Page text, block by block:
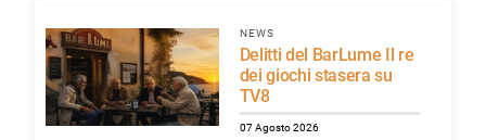
NEWS
Delitti del BarLume Il re
dei giochi stasera su
TV8
07 Agosto 2026